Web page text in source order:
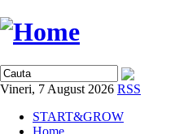
Vineri, 7 August 2026 RSS
START&GROW
Home